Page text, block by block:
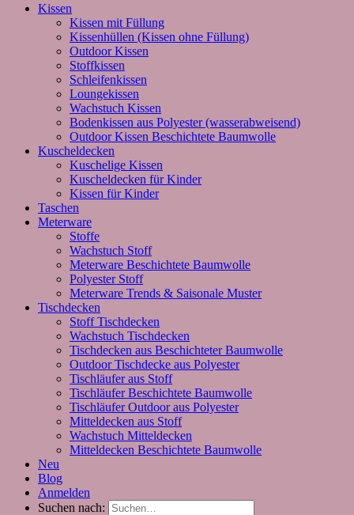
Kissen
Kissen mit Füllung
Kissenhüllen (Kissen ohne Füllung)
Outdoor Kissen
Stoffkissen
Schleifenkissen
Loungekissen
Wachstuch Kissen
Bodenkissen aus Polyester (wasserabweisend)
Outdoor Kissen Beschichtete Baumwolle
Kuscheldecken
Kuschelige Kissen
Kuscheldecken für Kinder
Kissen für Kinder
Taschen
Meterware
Stoffe
Wachstuch Stoff
Meterware Beschichtete Baumwolle
Polyester Stoff
Meterware Trends & Saisonale Muster
Tischdecken
Stoff Tischdecken
Wachstuch Tischdecken
Tischdecken aus Beschichteter Baumwolle
Outdoor Tischdecke aus Polyester
Tischläufer aus Stoff
Tischläufer Beschichtete Baumwolle
Tischläufer Outdoor aus Polyester
Mitteldecken aus Stoff
Wachstuch Mitteldecken
Mitteldecken Beschichtete Baumwolle
Neu
Blog
Anmelden
Suchen nach: